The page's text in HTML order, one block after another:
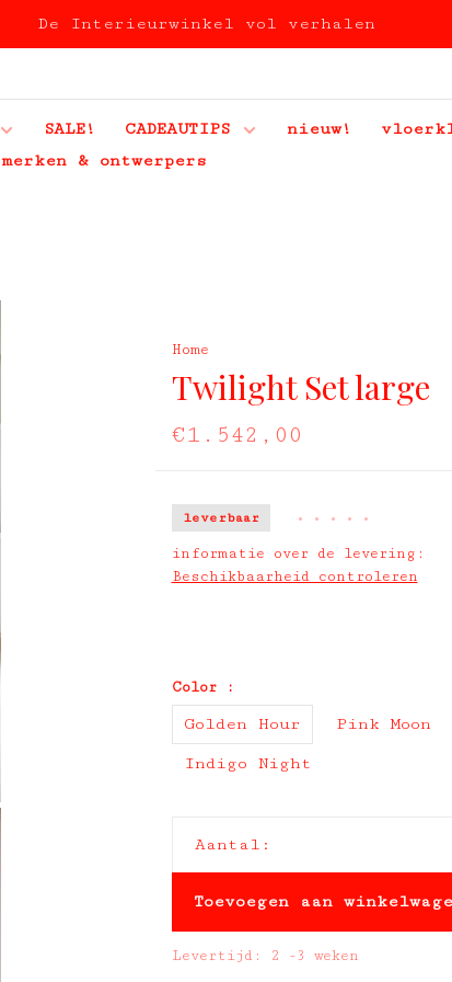
De Interieurwinkel vol verhalen
SALE! CADEAUTIPS nieuw!
merken & ontwerpers
Home
Twilight Set large
€1.542,00
leverbaar • • • • •
informatie over de levering:
Beschikbaarheid controleren
Color :
Golden Hour Pink Moon
Indigo Night
Aantal:
Toevoegen aan
Levertijd: 2 -3 weken